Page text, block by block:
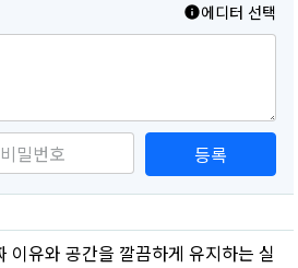
에디터 선택
등록
이유와 공간을 깔끔하게 유지하는 실